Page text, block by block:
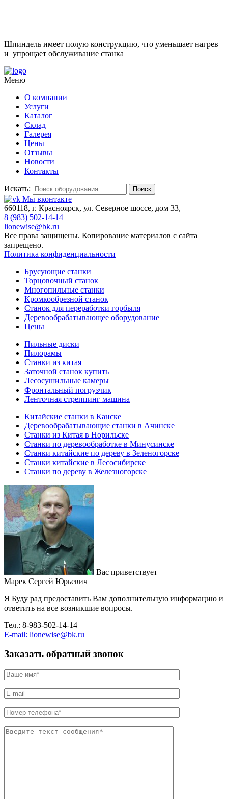
Шпиндель имеет полую конструкцию, что уменьшает нагрев
и упрощает обслуживание станка
Меню
О компании
Услуги
Каталог
Склад
Галерея
Цены
Отзывы
Новости
Контакты
Искать: Поиск
Мы вконтакте
660118, г. Красноярск, ул. Северное шоссе, дом 33,
8 (983) 502-14-14
lionewise@bk.ru
Все права защищены. Копирование материалов с сайта
запрещено.
Политика конфиденциальности
Брусующие станки
Торцовочный станок
Многопильные станки
Кромкообрезной станок
Станок для переработки горбыля
Деревообрабатывающее оборудование
Цены
Пильные диски
Пилорамы
Станки из китая
Заточной станок купить
Лесосушильные камеры
Фронтальный погрузчик
Ленточная стреппинг машина
Китайские станки в Канске
Деревообрабатывающие станки в Ачинске
Станки из Китая в Норильске
Станки по деревообработке в Минусинске
Станки китайские по дереву в Зеленогорске
Станки китайские в Лесосибирске
Станки по дереву в Железногорске
Вас приветствует
Марек Сергей Юрьевич
Я Буду рад предоставить Вам дополнительную информацию и
ответить на все возникшие вопросы.
Тел.: 8-983-502-14-14
E-mail: lionewise@bk.ru
Заказать обратный звонок